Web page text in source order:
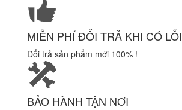
MIỄN PHÍ ĐỔI TRẢ KHI CÓ LỖI
Đổi trả sản phẩm mới 100% !
BẢO HÀNH TẬN NƠI